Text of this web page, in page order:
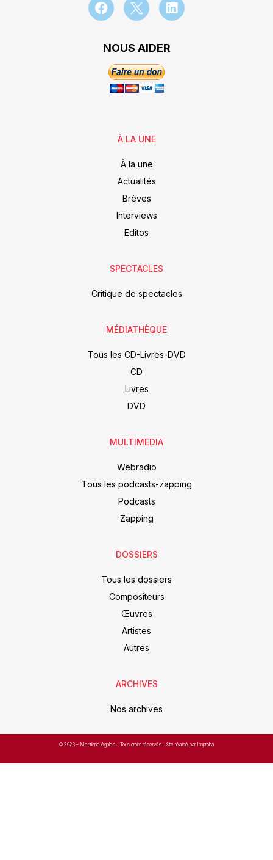
NOUS AIDER
À LA UNE
À la une
Actualités
Brèves
Interviews
Editos
SPECTACLES
Critique de spectacles
MÉDIATHÈQUE
Tous les CD-Livres-DVD
CD
Livres
DVD
MULTIMEDIA
Webradio
Tous les podcasts-zapping
Podcasts
Zapping
DOSSIERS
Tous les dossiers
Compositeurs
Œuvres
Artistes
Autres
ARCHIVES
Nos archives
© 2023 – Mentions légales – Tous droits réservés – Site réalisé par Improba